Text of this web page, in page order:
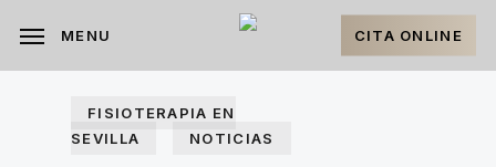
content
CITA ONLINE
MENU
FISIOTERAPIA EN
SEVILLA
NOTICIAS